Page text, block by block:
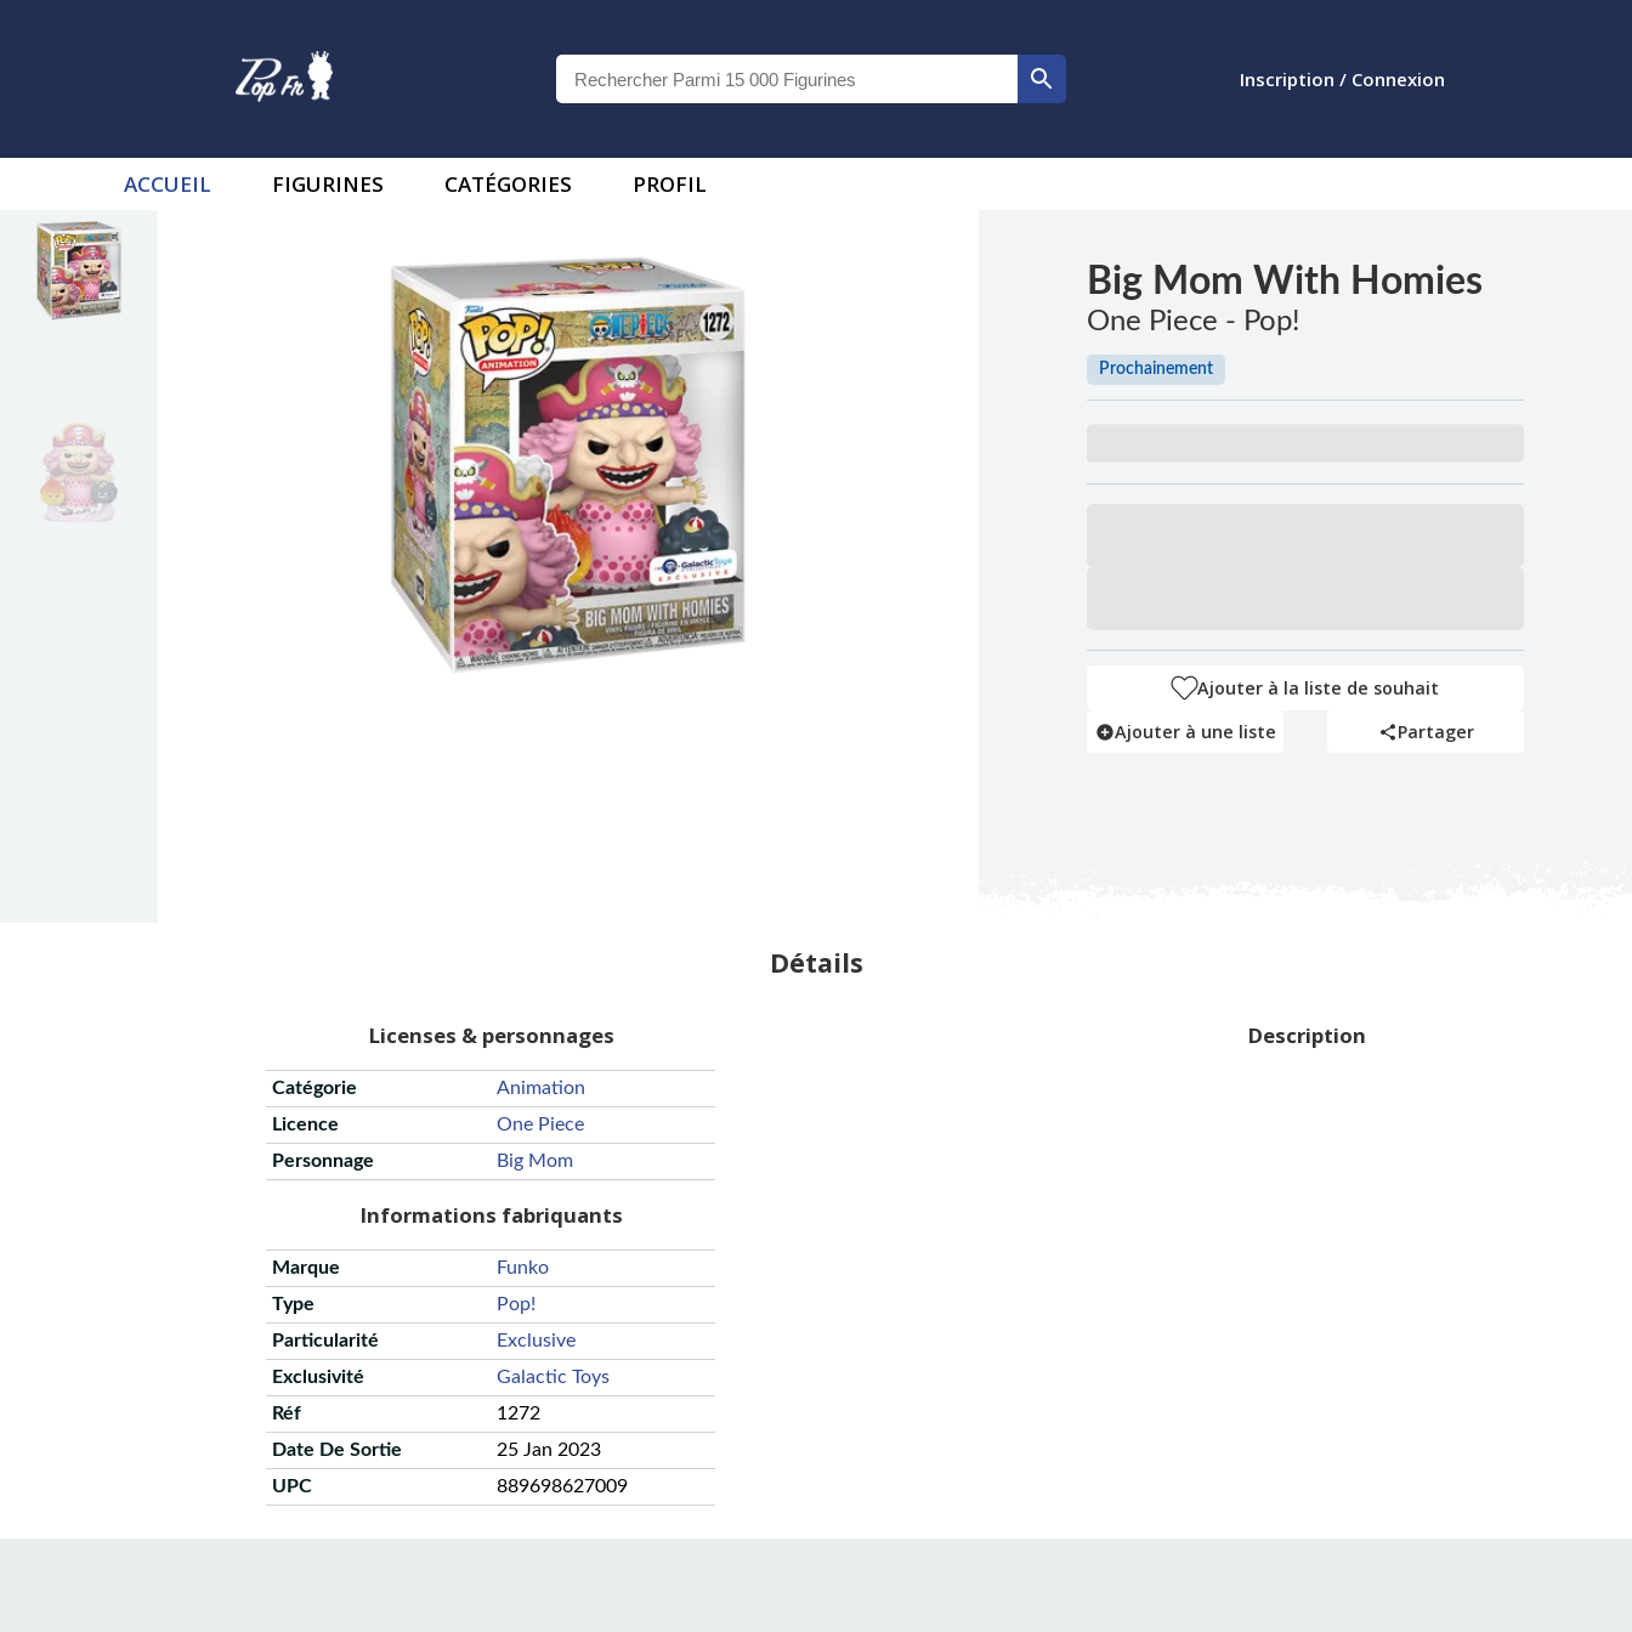
Inscription / Connexion
ACCUEIL FIGURINES CATÉGORIES PROFIL
Big Mom With Homies
One Piece - Pop!
Prochainement
Ajouter à la liste de souhait
Ajouter à une liste
Partager
Détails
Licenses & personnages
Catégorie
Animation
Licence
One Piece
Personnage
Big Mom
Informations fabriquants
Marque
Funko
Type
Pop!
Particularité
Exclusive
Exclusivité
Galactic Toys
Réf
1272
Date De Sortie
25 Jan 2023
UPC
889698627009
Description